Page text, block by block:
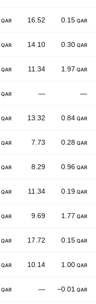
QAR 16.52 0.15 QAR
QAR 14.10 0.30 QAR
QAR 11.34 1.97 QAR
QAR — —
QAR 13.32 0.84 QAR
QAR 7.73 0.28 QAR
QAR 8.29 0.96 QAR
QAR 11.34 0.19 QAR
QAR 9.69 1.77 QAR
QAR 17.72 0.15 QAR
QAR 10.14 1.00 QAR
QAR — −0.01 QAR